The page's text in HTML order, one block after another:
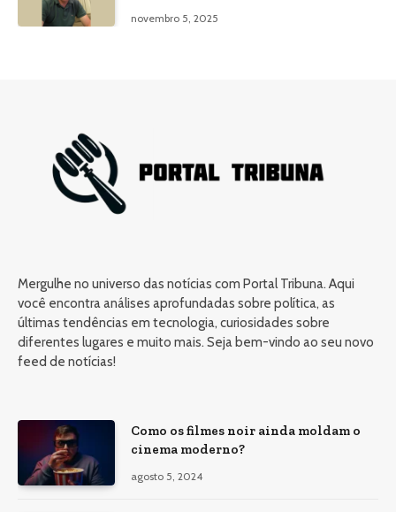
novembro 5, 2025
Mergulhe no universo das notícias com Portal Tribuna. Aqui
você encontra análises aprofundadas sobre política, as
últimas tendências em tecnologia, curiosidades sobre
diferentes lugares e muito mais. Seja bem-vindo ao seu novo
feed de notícias!
Como os filmes noir ainda moldam o
cinema moderno?
agosto 5, 2024